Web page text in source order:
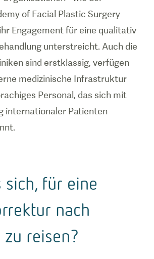
of Facial Plastic Surgery
Engagement für eine qualitativ
unterstreicht. Auch die
sind erstklassig, verfügen
medizinische Infrastruktur
Personal, das sich mit
internationaler Patienten
sich, für eine
nach
reisen?